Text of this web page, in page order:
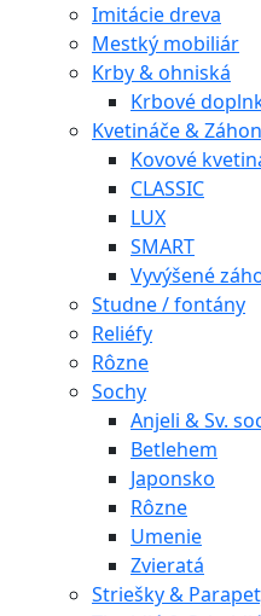
Imitácie dreva
Mestký mobiliár
Krby & ohniská
Krbové
Kvetináče &
Kovové
CLASSIC
LUX
SMART
Vyvýšené
Studne / fontány
Reliéfy
Rôzne
Sochy
Anjeli & Sv.
Betlehem
Japonsko
Rôzne
Umenie
Zvieratá
Striešky &